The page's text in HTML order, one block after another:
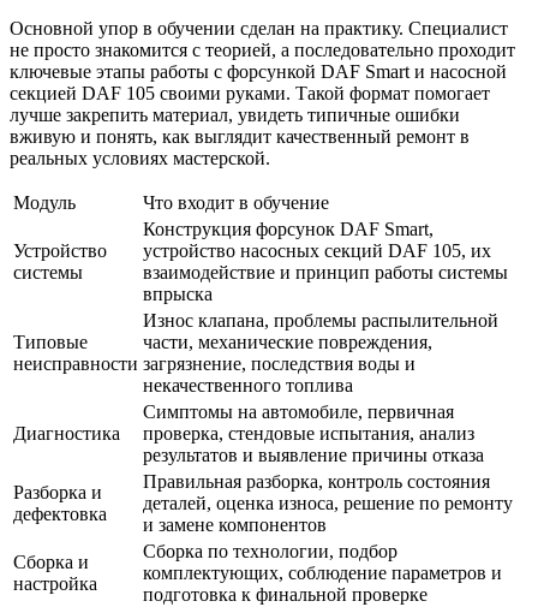
Основной упор в обучении сделан на практику. Специалист
не просто знакомится с теорией, а последовательно проходит
ключевые этапы работы с форсункой DAF Smart и насосной
секцией DAF 105 своими руками. Такой формат помогает
лучше закрепить материал, увидеть типичные ошибки
вживую и понять, как выглядит качественный ремонт в
реальных условиях мастерской.
Модуль Что входит в обучение
Устройство
системы
Конструкция форсунок DAF Smart,
устройство насосных секций DAF 105, их
взаимодействие и принцип работы системы
впрыска
Типовые
неисправности
Износ клапана, проблемы распылительной
части, механические повреждения,
загрязнение, последствия воды и
некачественного топлива
Диагностика
Симптомы на автомобиле, первичная
проверка, стендовые испытания, анализ
результатов и выявление причины отказа
Разборка и
дефектовка
Правильная разборка, контроль состояния
деталей, оценка износа, решение по ремонту
и замене компонентов
Сборка и
настройка
Сборка по технологии, подбор
комплектующих, соблюдение параметров и
подготовка к финальной проверке